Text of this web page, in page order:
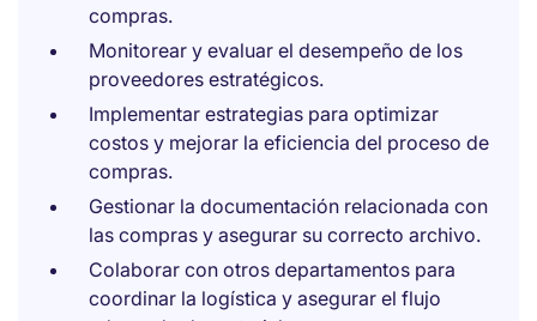
compras.
Monitorear y evaluar el desempeño de los
proveedores estratégicos.
Implementar estrategias para optimizar
costos y mejorar la eficiencia del proceso de
compras.
Gestionar la documentación relacionada con
las compras y asegurar su correcto archivo.
Colaborar con otros departamentos para
coordinar la logística y asegurar el flujo